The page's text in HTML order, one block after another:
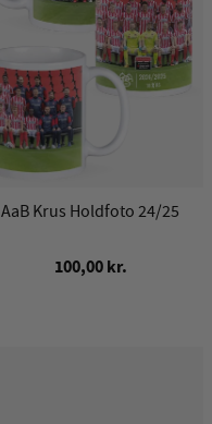
AaB Krus Holdfoto 24/25
100,00 kr.